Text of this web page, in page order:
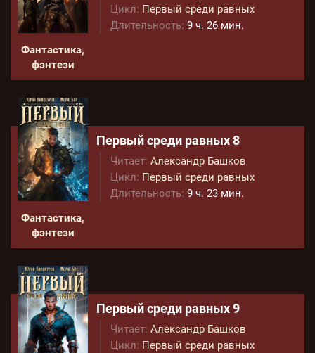
Фантастика,
фэнтези
Цикл: Первый среди равных
Длительность: 9 ч. 26 мин.
Фантастика,
фэнтези
Первый среди равных 8
Читает: Александр Башков
Цикл: Первый среди равных
Длительность: 9 ч. 23 мин.
Первый среди равных 9
Читает: Александр Башков
Цикл: Первый среди равных